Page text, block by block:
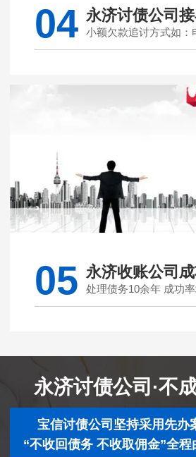
04 永济讨债公司
小额欠款追讨方式如：
05 永济收账公司
处理债务10余年 成功
永济讨债公司·不
宝信讨债公司坚持采用先办
“不收回债务 不收取佣金”全程